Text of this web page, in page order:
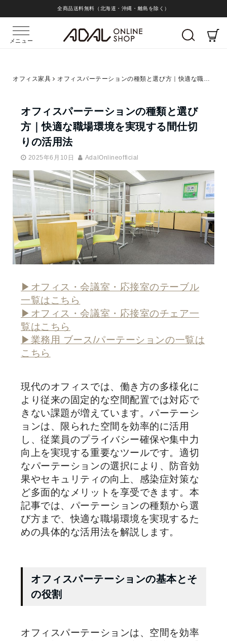
全商品送料無料（北海道・沖縄・離島を除く）
メニュー
オフィス家具 オフィスパーテーションの種類と選び方｜快適な職場環境を実現する間仕切りの活用法
オフィスパーテーションの種類と選び
方｜快適な職場環境を実現する間仕切
りの活用法
2025年6月10日 AdalOnlineofficial
▶オフィス・会議室・応接室のテーブル
一覧はこちら
▶オフィス・会議室・応接室のチェア一
覧はこちら
▶業務用 ブース/パーテーションの一覧は
こちら
現代のオフィスでは、働き方の多様化に
より従来の固定的な空間配置では対応で
きない課題が増えています。パーテーシ
ョンは、限られた空間を効率的に活用
し、従業員のプライバシー確保や集中力
向上を実現する重要なツールです。適切
なパーテーションの選択により、防音効
果やセキュリティの向上、感染症対策な
ど多面的なメリットを享受できます。本
記事では、パーテーションの種類から選
び方まで、快適な職場環境を実現するた
めの具体的な活用法を解説します。
オフィスパーテーションの基本とそ
の役割
オフィスパーテーションは、空間を効率